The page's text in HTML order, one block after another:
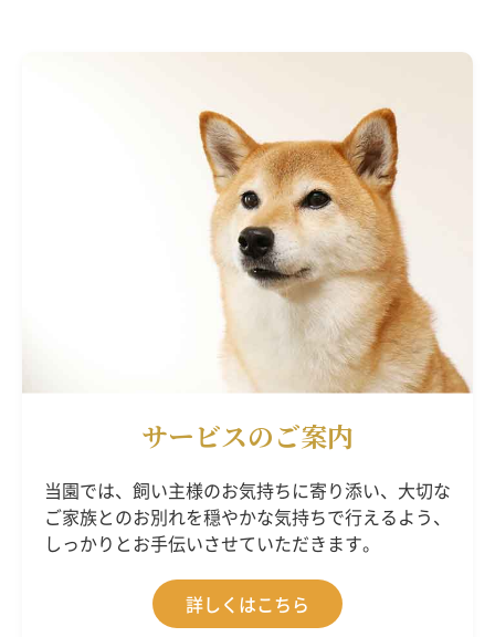
サービスのご案内
当園では、飼い主様のお気持ちに寄り添い、大切な
ご家族とのお別れを穏やかな気持ちで行えるよう、
しっかりとお手伝いさせていただきます。
詳しくはこちら